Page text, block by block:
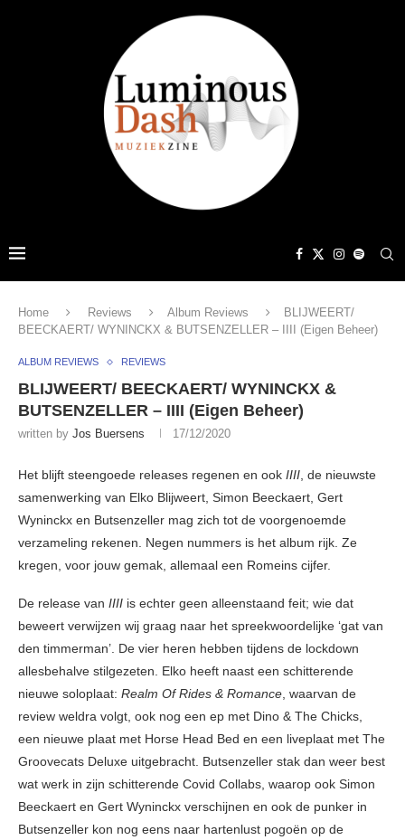
Home Reviews Album Reviews
BLIJWEERT/
BEECKAERT/ WYNINCKX & BUTSENZELLER – IIII (Eigen Beheer)
ALBUM REVIEWS REVIEWS
BLIJWEERT/ BEECKAERT/ WYNINCKX &
BUTSENZELLER – IIII (Eigen Beheer)
written by Jos Buersens 17/12/2020
Het blijft steengoede releases regenen en ook IIII, de nieuwste
samenwerking van Elko Blijweert, Simon Beeckaert, Gert
Wyninckx en Butsenzeller mag zich tot de voorgenoemde
verzameling rekenen. Negen nummers is het album rijk. Ze
kregen, voor jouw gemak, allemaal een Romeins cijfer.
De release van IIII is echter geen alleenstaand feit; wie dat
beweert verwijzen wij graag naar het spreekwoordelijke ‘gat van
den timmerman’. De vier heren hebben tijdens de lockdown
allesbehalve stilgezeten. Elko heeft naast een schitterende
nieuwe soloplaat: Realm Of Rides & Romance, waarvan de
review weldra volgt, ook nog een ep met Dino & The Chicks,
een nieuwe plaat met Horse Head Bed en een liveplaat met The
Groovecats Deluxe uitgebracht. Butsenzeller stak dan weer best
wat werk in zijn schitterende Covid Collabs, waarop ook Simon
Beeckaert en Gert Wyninckx verschijnen en ook de punker in
Butsenzeller kon nog eens naar hartenlust pogoën op de